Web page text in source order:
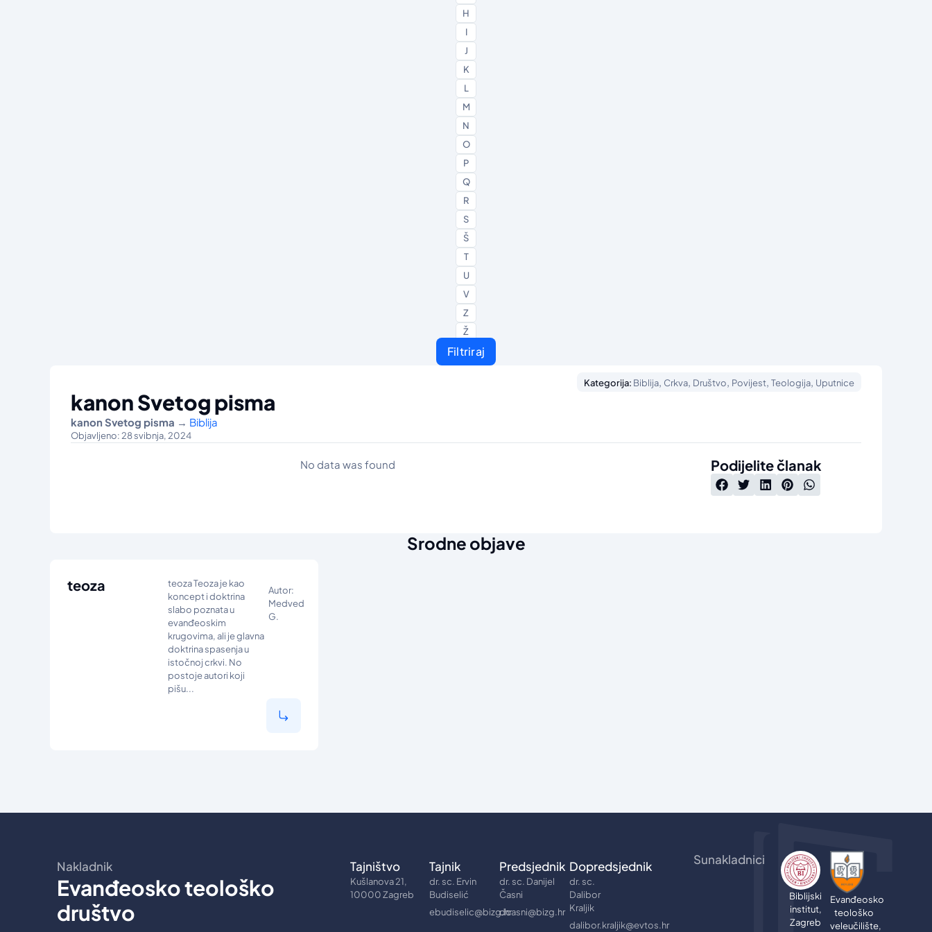
H
I
J
K
L
M
N
O
P
Q
R
S
Š
T
U
V
Z
Ž
Filtriraj
Kategorija: Biblija, Crkva, Društvo, Povijest, Teologija, Uputnice
kanon Svetog pisma
kanon Svetog pisma → Biblija
Objavljeno: 28 svibnja, 2024
No data was found Podijelite članak
Srodne objave
teoza
teoza Teoza je kao
koncept i doktrina
slabo poznata u
evanđeoskim
krugovima, ali je glavna
doktrina spasenja u
istočnoj crkvi. No
postoje autori koji
pišu...
Autor:
Medved
G.
Nakladnik
Evanđeosko teološko
društvo
Tajništvo
Kušlanova 21,
10000 Zagreb
Tajnik
dr. sc. Ervin
Budiselić
ebudiselic@bizg.hr
Predsjednik
dr. sc. Danijel
Časni
dcasni@bizg.hr
Dopredsjednik
dr. sc.
Dalibor
Kraljik
dalibor.kraljik@evtos.hr
Sunakladnici
Biblijski
institut,
Zagreb
Evanđeosko
teološko
veleučilište,